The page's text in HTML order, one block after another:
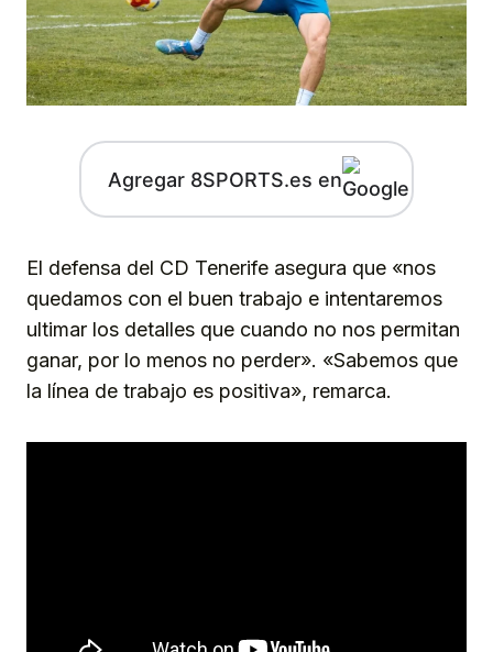
Agregar 8SPORTS.es en
El defensa del CD Tenerife asegura que «nos
quedamos con el buen trabajo e intentaremos
ultimar los detalles que cuando no nos permitan
ganar, por lo menos no perder». «Sabemos que
la línea de trabajo es positiva», remarca.